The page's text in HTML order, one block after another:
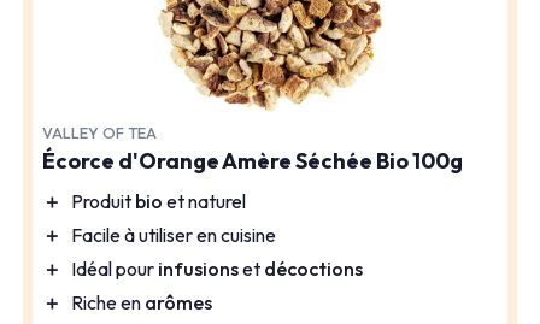
VALLEY OF TEA
Écorce d'Orange Amère Séchée Bio 100g
＋ Produit bio et naturel
＋ Facile à utiliser en cuisine
＋ Idéal pour infusionset décoctions
＋ Riche en arômes